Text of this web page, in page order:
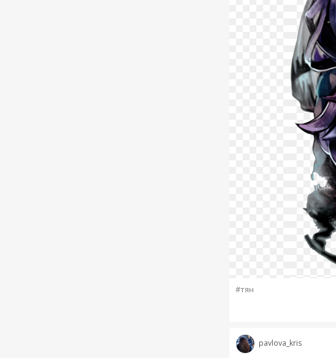
#тян
pavlova_kris